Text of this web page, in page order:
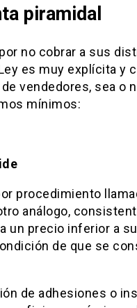
piramidal
no cobrar a sus
es muy explícita y
vendedores, sea o
mínimos:
procedimiento
análogo,
un precio inferior a
de que se
de adhesiones o